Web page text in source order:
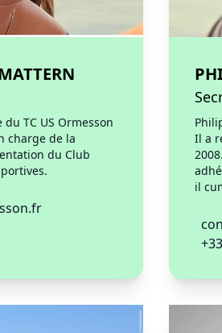
TC US Ormesson
charge de la
du Club
Il a
il